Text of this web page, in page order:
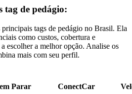
tag de pedágio:
tags de pedágio no Brasil. Ela
como custos, cobertura e
escolher a melhor opção. Analise os
mais com seu perfil.
Parar ConectCar